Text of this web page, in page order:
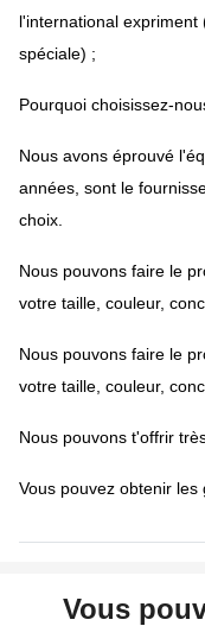
l'international expriment
spéciale) ;
Pourquoi choisissez-
Nous avons éprouvé
années, sont le
choix.
Nous pouvons faire le
votre taille, couleur,
Nous pouvons faire le
votre taille, couleur,
Nous pouvons t'offrir
Vous pouvez obtenir les
Vous